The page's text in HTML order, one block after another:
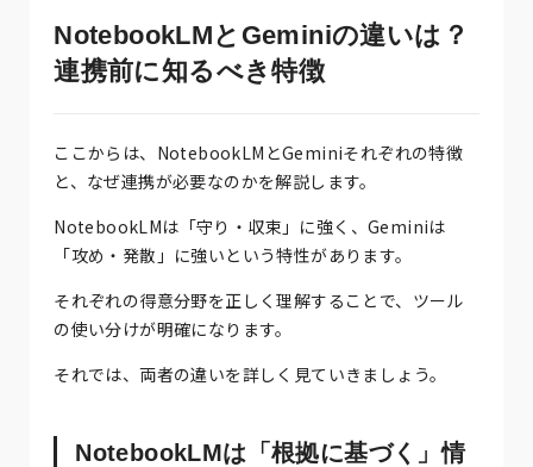
NotebookLMとGeminiの違いは？
連携前に知るべき特徴
ここからは、NotebookLMとGeminiそれぞれの特徴
と、なぜ連携が必要なのかを解説します。
NotebookLMは「守り・収束」に強く、Geminiは
「攻め・発散」に強いという特性があります。
それぞれの得意分野を正しく理解することで、ツール
の使い分けが明確になります。
それでは、両者の違いを詳しく見ていきましょう。
NotebookLMは「根拠に基づく」情